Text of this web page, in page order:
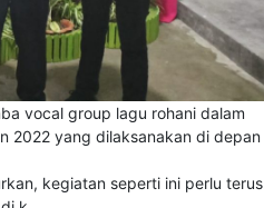
vocal group lagu rohani dalam
2022 yang dilaksanakan di depan
kegiatan seperti ini perlu terus